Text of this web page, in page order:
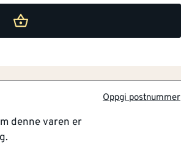
Oppgi postnummer
denne varen er
spesialtape for tilslutning,
undertak på rull. Tapen kan også
i diffusjonsåpne undertaksplater.